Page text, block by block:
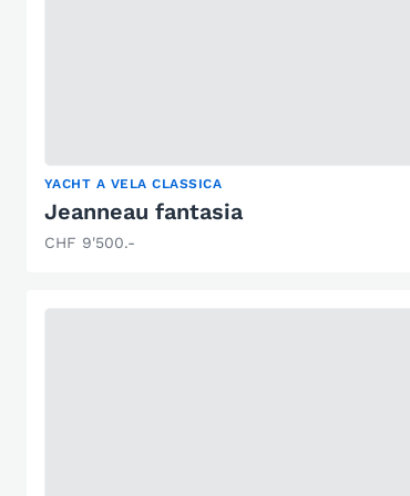
YACHT A VELA CLASSICA
Jeanneau fantasia
CHF 9'500.-